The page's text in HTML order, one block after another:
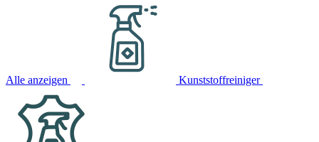
Alle anzeigen Kunststoffreiniger